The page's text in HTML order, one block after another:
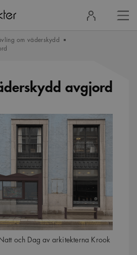
in
om väderskydd
avgjord
och Dag av arkitekterna Krook